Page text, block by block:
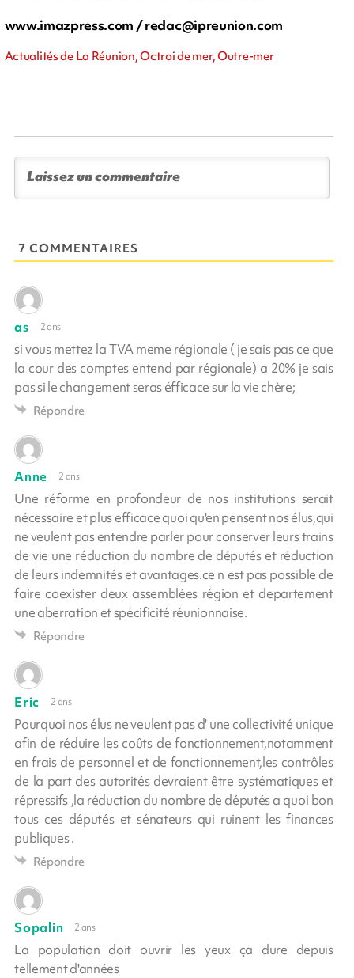
www.imazpress.com /redac@ipreunion.com
Actualités de La Réunion, Octroi de mer, Outre-mer
7 COMMENTAIRES
as 2 ans
si vous mettez la TVA meme régionale ( je sais pas ce que
la cour des comptes entend par régionale) a 20% je sais
pas si le changement seras éfficace sur la vie chère;
Répondre
Anne 2 ans
Une réforme en profondeur de nos institutions serait
nécessaire et plus efficace quoi qu'en pensent nos élus,qui
ne veulent pas entendre parler pour conserver leurs trains
de vie une réduction du nombre de députés et réduction
de leurs indemnités et avantages.ce n est pas possible de
faire coexister deux assemblées région et departement
une aberration et spécificité réunionnaise.
Répondre
Eric 2 ans
Pourquoi nos élus ne veulent pas d' une collectivité unique
afin de réduire les coûts de fonctionnement,notamment
en frais de personnel et de fonctionnement,les contrôles
de la part des autorités devraient être systématiques et
répressifs ,la réduction du nombre de députés a quoi bon
tous ces députés et sénateurs qui ruinent les finances
publiques .
Répondre
Sopalin 2 ans
La population doit ouvrir les yeux ça dure depuis
tellement d'années